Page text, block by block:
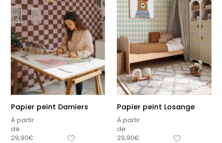
Papier peint Damiers
À partir
de
29,90€
Papier peint Losange
À partir
de
29,90€